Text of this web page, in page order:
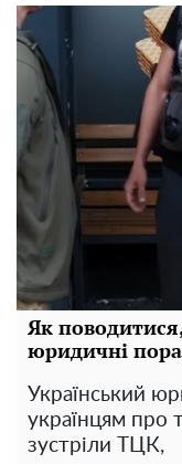
Як
юридичні
Український
українцям про
зустріли ТЦК,